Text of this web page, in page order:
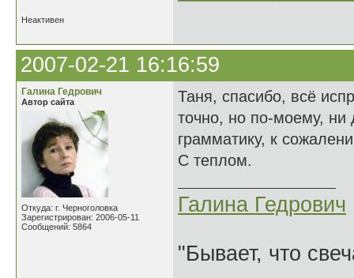
Неактивен
2007-02-21 16:16:59
Галина Гедрович
Автор сайта
Откуда: г. Черноголовка
Зарегистрирован: 2006-05-11
Сообщений: 5864
Таня, спасибо, всё
точно, но по-моему, ни
грамматику, к
С теплом.
Галина Гедрович
"Бывает, что